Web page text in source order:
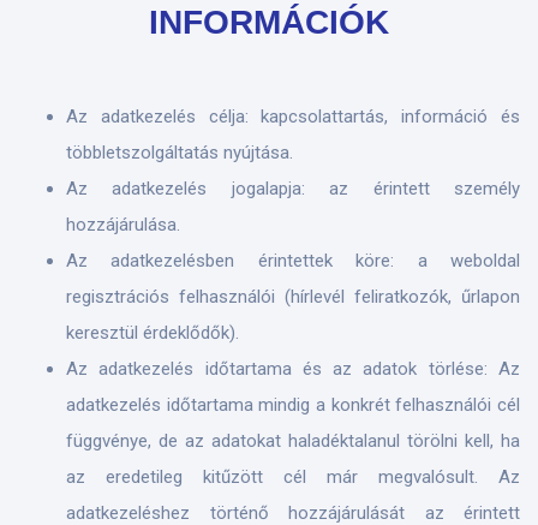
INFORMÁCIÓK
Az adatkezelés célja: kapcsolattartás, információ és
többletszolgáltatás nyújtása.
Az adatkezelés jogalapja: az érintett személy
hozzájárulása.
Az adatkezelésben érintettek köre: a weboldal
regisztrációs felhasználói (hírlevél feliratkozók, űrlapon
keresztül érdeklődők).
Az adatkezelés időtartama és az adatok törlése: Az
adatkezelés időtartama mindig a konkrét felhasználói cél
függvénye, de az adatokat haladéktalanul törölni kell, ha
az eredetileg kitűzött cél már megvalósult. Az
adatkezeléshez történő hozzájárulását az érintett